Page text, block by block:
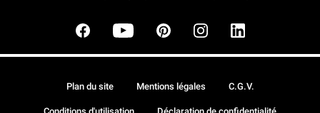
Plan du site Mentions légales C.G.V.